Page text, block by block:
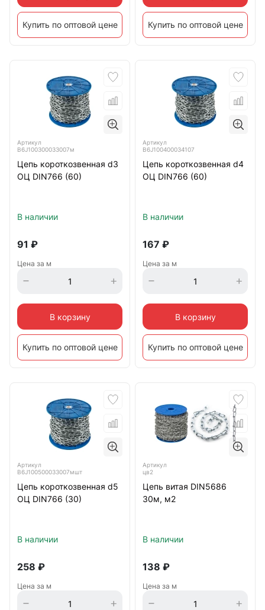
Купить по оптовой цене Купить по оптовой цене
Артикул
B6J100300033007м
Цепь короткозвенная d3
ОЦ DIN766 (60)
В наличии
91 ₽
Цена за м
В корзину
Купить по оптовой цене
Артикул
B6J100400034107
Цепь короткозвенная d4
ОЦ DIN766 (60)
В наличии
167 ₽
Цена за м
В корзину
Купить по оптовой цене
Артикул
B6J100500033007мшт
Цепь короткозвенная d5
ОЦ DIN766 (30)
В наличии
258 ₽
Цена за м
Артикул
цв2
Цепь витая DIN5686
30м, м2
В наличии
138 ₽
Цена за м